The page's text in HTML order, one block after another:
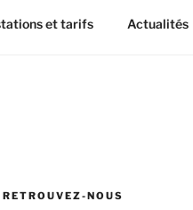
et tarifs Actualités
RETROUVEZ-NOUS